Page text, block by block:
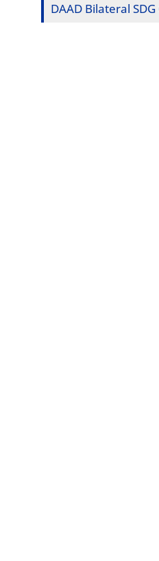
DAAD Bilateral